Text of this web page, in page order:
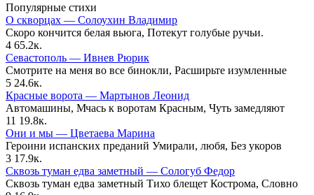
Популярные стихи
О скворцах — Солоухин Владимир
Скоро кончится белая вьюга, Потекут голубые ручьи.
4 65.2к.
Севастополь — Ивнев Рюрик
Смотрите на меня во все бинокли, Расширьте изумленные
5 24.6к.
Красные ворота — Мартынов Леонид
Автомашины, Мчась к воротам Красным, Чуть замедляют
11 19.8к.
Они и мы — Цветаева Марина
Героини испанских преданий Умирали, любя, Без укоров
3 17.9к.
Сквозь туман едва заметный — Сологуб Федор
Сквозь туман едва заметный Тихо блещет Кострома, Словно